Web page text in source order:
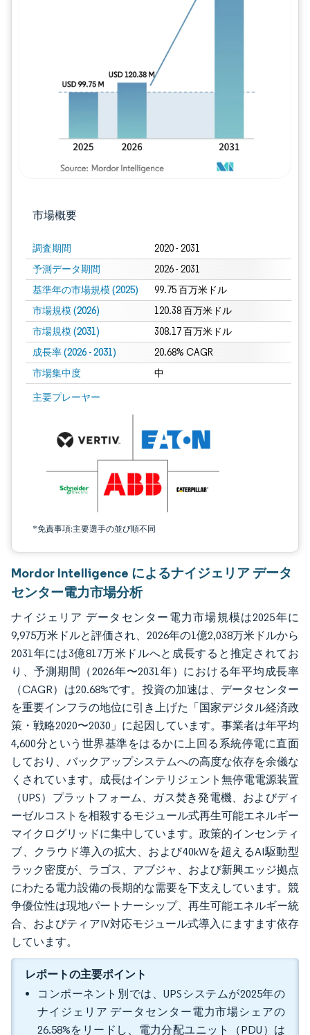
市場概要
調査期間 2020 - 2031
予測データ期間 2026 - 2031
基準年の市場規模 (2025) 99.75 百万米ドル
市場規模 (2026) 120.38 百万米ドル
市場規模 (2031) 308.17 百万米ドル
成長率 (2026 - 2031) 20.68% CAGR
市場集中度 中
主要プレーヤー
*免責事項:主要選手の並び順不同
画像 © Mordor Intelligence。再利用にはCC BY 4.0の表示が必要です。
画像 © Mordor Intelligence。再利用には
Mordor Intelligence によるナイジェリア データ
センター電力市場分析
ナイジェリア データセンター電力市場規模は2025年に
9,975万米ドルと評価され、2026年の1億2,038万米ドルから
2031年には3億817万米ドルへと成長すると推定されてお
り、予測期間（2026年〜2031年）における年平均成長率
（CAGR）は20.68%です。投資の加速は、データセンター
を重要インフラの地位に引き上げた「国家デジタル経済政
策・戦略2020〜2030」に起因しています。事業者は年平均
4,600分という世界基準をはるかに上回る系統停電に直面
しており、バックアップシステムへの高度な依存を余儀な
くされています。成長はインテリジェント無停電電源装置
（UPS）プラットフォーム、ガス焚き発電機、およびディ
ーゼルコストを相殺するモジュール式再生可能エネルギー
マイクログリッドに集中しています。政策的インセンティ
ブ、クラウド導入の拡大、および40kWを超えるAI駆動型
ラック密度が、ラゴス、アブジャ、および新興エッジ拠点
にわたる電力設備の長期的な需要を下支えしています。競
争優位性は現地パートナーシップ、再生可能エネルギー統
合、およびティアIV対応モジュール式導入にますます依存
しています。
レポートの主要ポイント
コンポーネント別では、UPSシステムが2025年の
ナイジェリア データセンター電力市場シェアの
26.58%をリードし、電力分配ユニット（PDU）は